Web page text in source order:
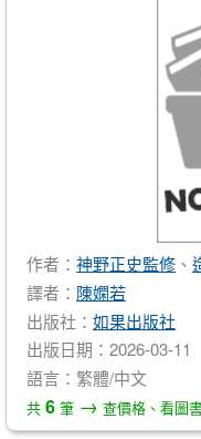
作者： 神野正史監修 、
譯者： 陳嫻若
出版社： 如果出版社
出版日期：2026-03-11
語言：繁體/中文
共 6 筆 → 查價格、看圖